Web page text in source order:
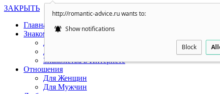
http://romantic-advice.ru wants to:
Show notifications
Block
ЗАКРЫТЬ
Главная
Знакомства
Для Женщин
Для Мужчин
Знакомства в Интернете
Отношения
Для Женщин
Для Мужчин